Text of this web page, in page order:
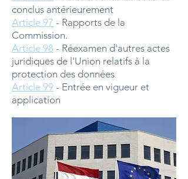
conclus antérieurement
Article 97 - Rapports de la
Commission.
Article 98 - Réexamen d'autres actes
juridiques de l'Union relatifs à la
protection des données
Article 99 - Entrée en vigueur et
application